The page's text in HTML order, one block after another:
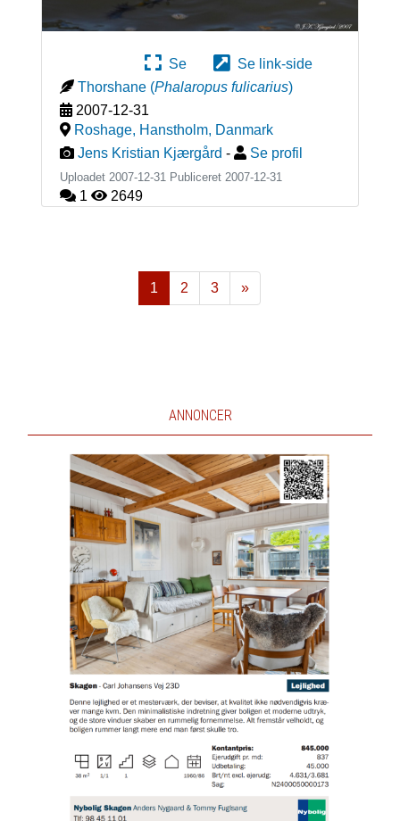
Se
Se link-side
Thorshane (Phalaropus fulicarius)
2007-12-31
Roshage, Hanstholm, Danmark
Jens Kristian Kjærgård - Se profil
Uploadet 2007-12-31 Publiceret 2007-12-31
1 2649
1 2 3
»
Næste
ANNONCER